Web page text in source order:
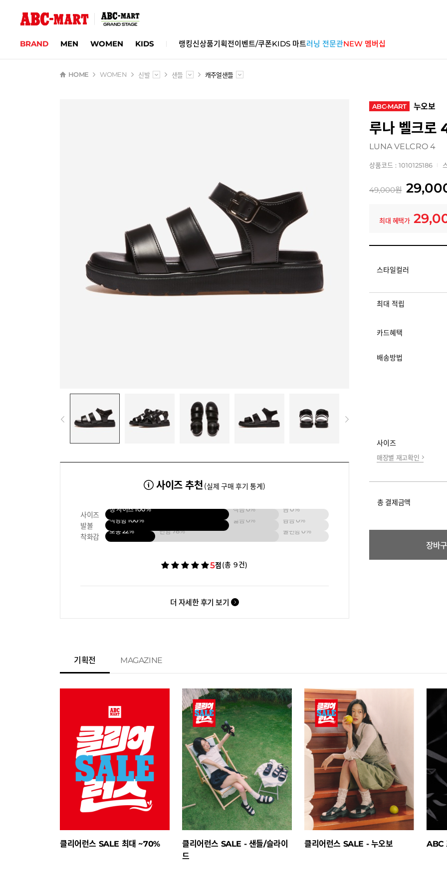
BRAND MEN WOMEN KIDS 랭킹신상품기획전이벤트/쿠폰KIDS 마트러닝 전문관NEW 멤버십
HOME WOMEN 신발 샌들 캐주얼샌들
사이즈 추천 (실제 구매 후기 통계)
사이즈
정 사이즈100% 작음0% 큼0%
발볼
적당함 100% 넓음 0% 좁음0%
착화감
보통22% 편함78% 불편함 0%
5점(총 9건)
더 자세한 후기 보기
ABC-MART 누오보
루나 벨크로
LUNA VELCRO 4
상품코드 : 1010125186
49,000원
최대 혜택가
스타일컬러
최대 적립
카드혜택
배송방법
사이즈
매장별 재고확인
총 결제금액
장바
기획전 MAGAZINE
클리어런스 SALE 최대 ~70%
클리어런스 SALE - 샌들/슬라이
드
클리어런스 SALE - 누오보 ABC